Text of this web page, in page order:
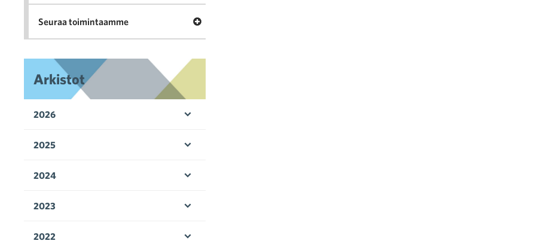
Seuraa toimintaamme Avaa valikko Seuraa toimintaamme
Arkistot
2026
2025
2024
2023
2022